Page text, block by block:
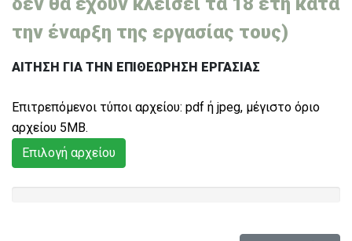
την έναρξη της εργασίας τους)
ΑΙΤΗΣΗ ΓΙΑ ΤΗΝ ΕΠΙΘΕΩΡΗΣΗ ΕΡΓΑΣΙΑΣ
Επιλογή αρχείου
Eπιτρεπόμενοι τύποι αρχείου: pdf ή jpeg, μέγιστο όριο
αρχείoυ 5MB.